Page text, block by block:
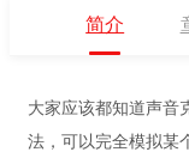
简介
大家应该都知道声音
法，可以完全模拟某